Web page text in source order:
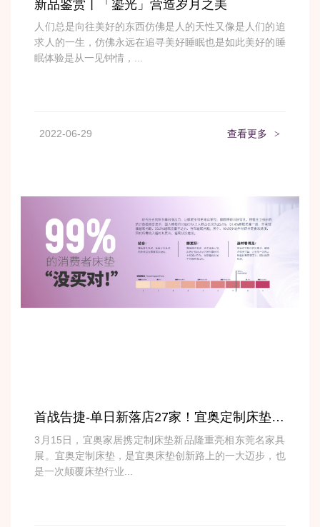
新品鉴赏丨「鎏光」营造岁月之美
人们总是向往美好的东西仿佛是人的天性又像是人们的追
求人的一生，仿佛永远在追寻美好睡眠也是如此美好的睡
眠体验是从一见钟情，...
2022-06-29 查看更多 >
首战告捷-单日新落店27家！宜奥定制床垫火爆东莞名家具展
3月15日，宜奥家居携定制床垫新品隆重亮相东莞名家具
展。宜奥定制床垫，是宜奥床垫创新路上的一大迈步，也
是一次颠覆床垫行业...